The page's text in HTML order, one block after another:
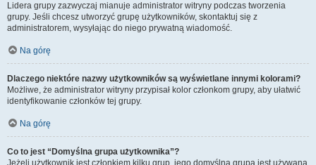
Lidera grupy zazwyczaj mianuje administrator witryny podczas tworzenia
grupy. Jeśli chcesz utworzyć grupę użytkowników, skontaktuj się z
administratorem, wysyłając do niego prywatną wiadomość.
Na górę
Dlaczego niektóre nazwy użytkowników są wyświetlane innymi kolorami?
Możliwe, że administrator witryny przypisał kolor członkom grupy, aby ułatwić
identyfikowanie członków tej grupy.
Na górę
Co to jest “Domyślna grupa użytkownika”?
Jeżeli użytkownik jest członkiem kilku grup, jego domyślna grupa jest używana